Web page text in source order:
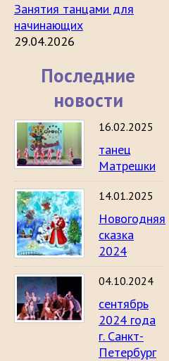
Занятия танцами для
начинающих
29.04.2026
Последние
новости
16.02.2025
танец
Матрешки
14.01.2025
Новогодняя
сказка
2024
04.10.2024
сентябрь
2024 года
г. Санкт-
Петербург